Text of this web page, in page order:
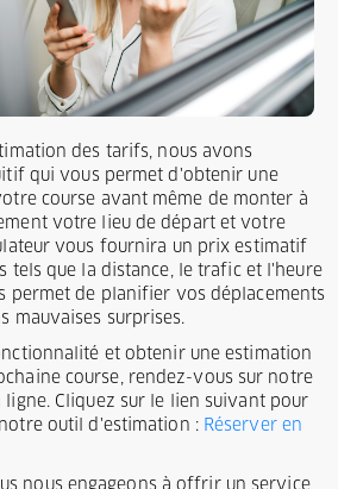
des tarifs, nous avons
qui vous permet d'obtenir une
course avant même de monter à
votre lieu de départ et votre
vous fournira un prix estimatif
tels que la distance, le trafic et l'heure
permet de planifier vos déplacements
mauvaises surprises.
et obtenir une estimation
course, rendez-vous sur notre
Cliquez sur le lien suivant pour
outil d'estimation : Réserver en